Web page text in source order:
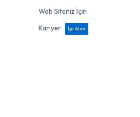
Web Siteniz İçin
Kariyer
İşe Alım